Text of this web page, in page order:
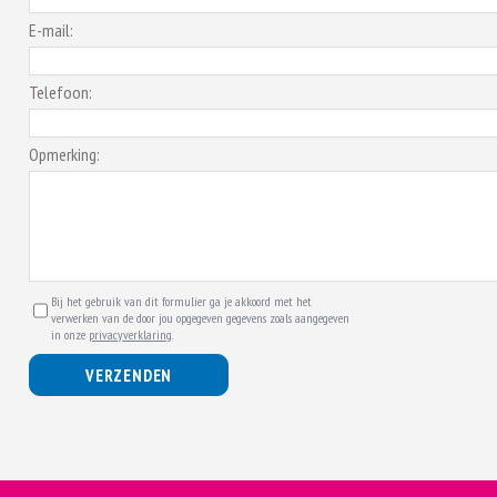
E-mail:
Telefoon:
Opmerking:
Bij het gebruik van dit formulier ga je akkoord met het
verwerken van de door jou opgegeven gegevens zoals aangegeven
in onze privacyverklaring.
VERZENDEN